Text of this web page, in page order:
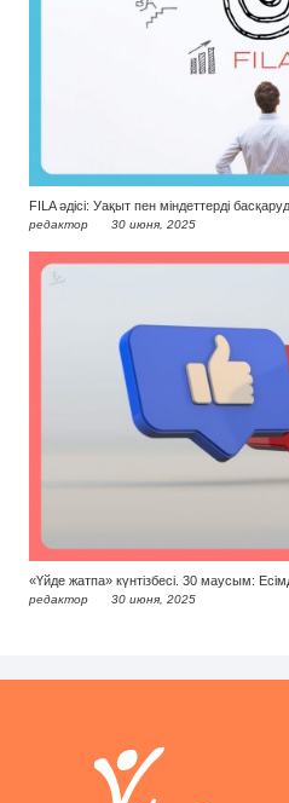
FILA әдісі: Уақыт пен міндеттерді
редактор 30 июня, 2025
«Үйде жатпа» күнтізбесі. 30 маусым:
редактор 30 июня, 2025